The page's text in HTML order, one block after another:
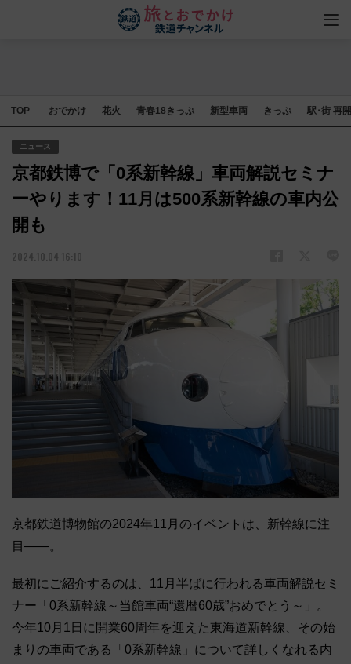
TOP おでかけ 花火 青春18きっぷ 新型車両 きっぷ 駅･街 再
ニュース
京都鉄博で「0系新幹線」車両解説セミナ
ーやります！11月は500系新幹線の車内公
開も
2024.10.04 16:10
京都鉄道博物館の2024年11月のイベントは、新幹線に注
目――。
最初にご紹介するのは、11月半ばに行われる車両解説セミ
ナー「0系新幹線～当館車両“還暦60歳”おめでとう～」。
今年10月1日に開業60周年を迎えた東海道新幹線、その始
まりの車両である「0系新幹線」について詳しくなれる内